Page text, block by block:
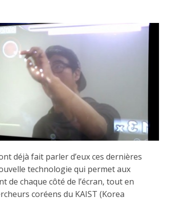
déjà fait parler d’eux ces dernières
technologie qui permet aux
de chaque côté de l’écran, tout en
coréens du KAIST (Korea